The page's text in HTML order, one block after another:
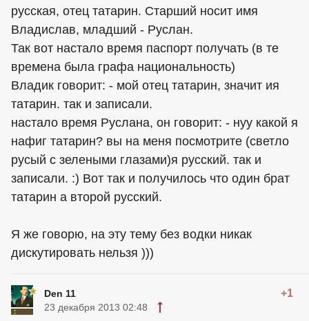
русская, отец татарин. Старший носит имя
Владислав, младший - Руслан.
Так вот настало время паспорт получать (в те
времена была графа национальность)
Владик говорит: - мой отец татарин, значит ия
татарин. так и записали.
настало время Руслана, он говорит: - нуу какой я
нафиг татарин? вы на меня посмотрите (светло
русый с зелеными глазами)я русский. так и
записали. :) Вот так и получилось что один брат
татарин а второй русский.
Я же говорю, на эту тему без водки никак
дискутировать нельзя )))
Den 11 +1
23 декабря 2013 02:48